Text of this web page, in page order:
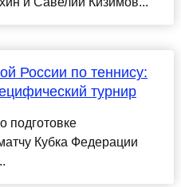
России по теннису:
турнир
подготовке
Кубка Федерации